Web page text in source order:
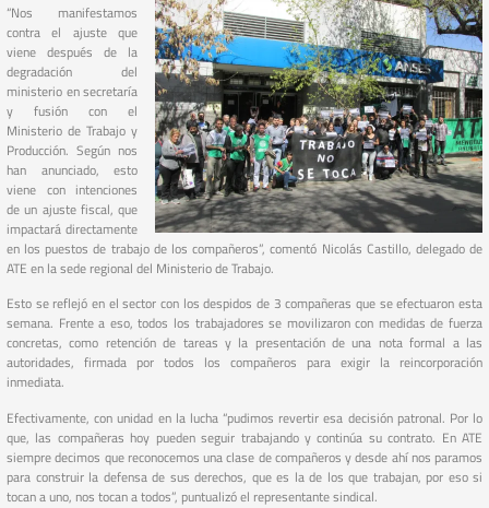
“Nos manifestamos
contra el ajuste que
viene después de la
degradación del
ministerio en secretaría
y fusión con el
Ministerio de Trabajo y
Producción. Según nos
han anunciado, esto
viene con intenciones
de un ajuste fiscal, que
impactará directamente
en los puestos de trabajo de los compañeros”, comentó Nicolás Castillo, delegado de
ATE en la sede regional del Ministerio de Trabajo.
Esto se reflejó en el sector con los despidos de 3 compañeras que se efectuaron esta
semana. Frente a eso, todos los trabajadores se movilizaron con medidas de fuerza
concretas, como retención de tareas y la presentación de una nota formal a las
autoridades, firmada por todos los compañeros para exigir la reincorporación
inmediata.
Efectivamente, con unidad en la lucha “pudimos revertir esa decisión patronal. Por lo
que, las compañeras hoy pueden seguir trabajando y continúa su contrato. En ATE
siempre decimos que reconocemos una clase de compañeros y desde ahí nos paramos
para construir la defensa de sus derechos, que es la de los que trabajan, por eso si
tocan a uno, nos tocan a todos”, puntualizó el representante sindical.